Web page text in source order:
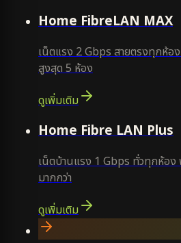
Home FibreLAN MAX
เน็ตแรง 2 Gbps สายตรงทุกห้
สูงสุด 5 ห้อง
ดูเพิ่มเติม
Home Fibre LAN Plus
เน็ตบ้านแรง 1 Gbps ทั่วทุกห้อ
มากกว่า
ดูเพิ่มเติม